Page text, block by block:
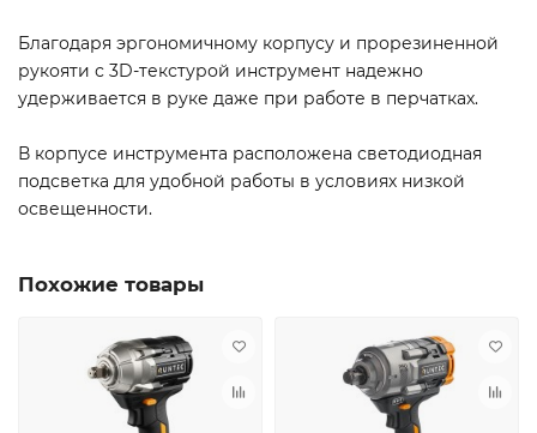
Благодаря эргономичному корпусу и прорезиненной
рукояти с 3D-текстурой инструмент надежно
удерживается в руке даже при работе в перчатках.
В корпусе инструмента расположена светодиодная
подсветка для удобной работы в условиях низкой
освещенности.
Похожие товары